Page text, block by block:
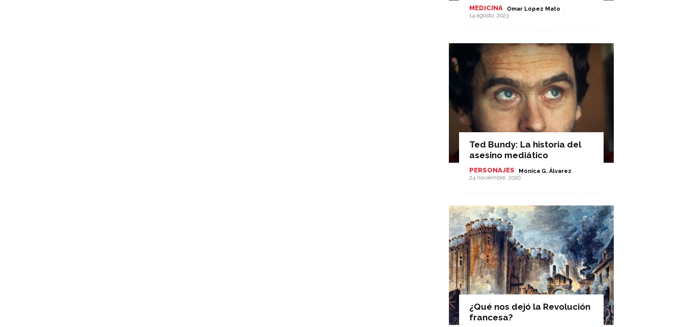
MEDICINA Omar López Mato -
14 agosto, 2023
Ted Bundy: La historia del
asesino mediático
PERSONAJES Mónica G. Álvarez -
24 noviembre, 2020
¿Qué nos dejó la Revolución
francesa?